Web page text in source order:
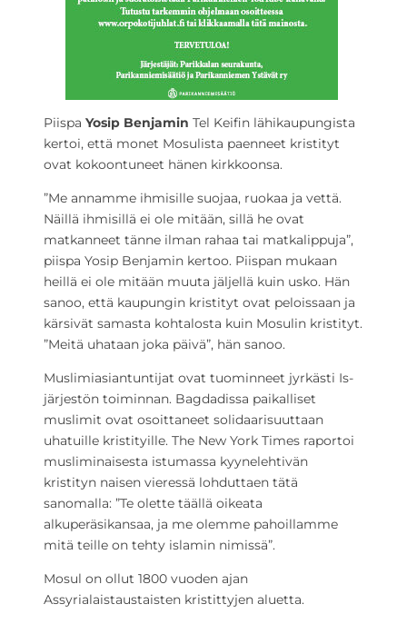
Piispa Yosip Benjamin Tel Keifin lähikaupungista
kertoi, että monet Mosulista paenneet kristityt
ovat kokoontuneet hänen kirkkoonsa.
”Me annamme ihmisille suojaa, ruokaa ja vettä.
Näillä ihmisillä ei ole mitään, sillä he ovat
matkanneet tänne ilman rahaa tai matkalippuja”,
piispa Yosip Benjamin kertoo. Piispan mukaan
heillä ei ole mitään muuta jäljellä kuin usko. Hän
sanoo, että kaupungin kristityt ovat peloissaan ja
kärsivät samasta kohtalosta kuin Mosulin kristityt.
”Meitä uhataan joka päivä”, hän sanoo.
Muslimiasiantuntijat ovat tuominneet jyrkästi Is-
järjestön toiminnan. Bagdadissa paikalliset
muslimit ovat osoittaneet solidaarisuuttaan
uhatuille kristityille. The New York Times raportoi
musliminaisesta istumassa kyynelehtivän
kristityn naisen vieressä lohduttaen tätä
sanomalla: ”Te olette täällä oikeata
alkuperäsikansaa, ja me olemme pahoillamme
mitä teille on tehty islamin nimissä”.
Mosul on ollut 1800 vuoden ajan
Assyrialaistaustaisten kristittyjen aluetta.